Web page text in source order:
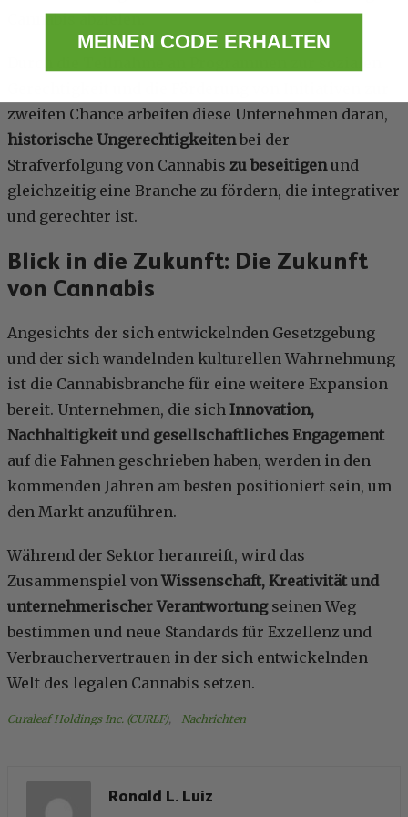
Cannabis abzielen.
zweiten Chance arbeiten diese Unternehmen daran,
historische Ungerechtigkeitenbei der
Strafverfolgung von Cannabis zu beseitigenund
gleichzeitig eine Branche zu fördern, die integrativer
und gerechter ist.
Blick in die Zukunft: Die Zukunft
von Cannabis
Angesichts der sich entwickelnden Gesetzgebung
und der sich wandelnden kulturellen Wahrnehmung
ist die Cannabisbranche für eine weitere Expansion
bereit. Unternehmen, die sich Innovation,
Nachhaltigkeit und gesellschaftliches Engagement
auf die Fahnen geschrieben haben, werden in den
kommenden Jahren am besten positioniert sein, um
den Markt anzuführen.
Während der Sektor heranreift, wird das
Zusammenspiel von Wissenschaft, Kreativität und
unternehmerischer Verantwortungseinen Weg
bestimmen und neue Standards für Exzellenz und
Verbrauchervertrauen in der sich entwickelnden
Welt des legalen Cannabis setzen.
Curaleaf Holdings Inc. (CURLF), Nachrichten
Ronald L. Luiz
MEINEN CODE ERHALTEN